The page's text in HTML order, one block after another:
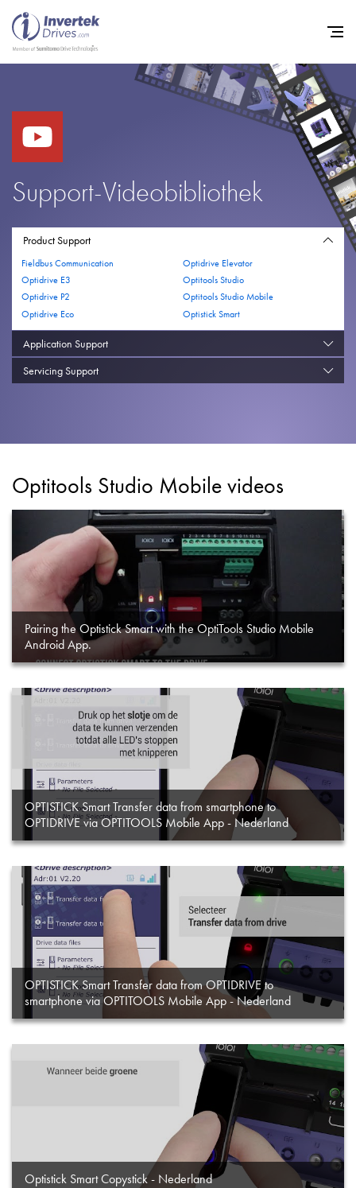
Support-Videobibliothek
Product Support
Fieldbus Communication
Optidrive E3
Optidrive P2
Optidrive Eco
Optidrive Elevator
Optitools Studio
Optitools Studio Mobile
Optistick Smart
Application Support
Servicing Support
Optitools Studio Mobile videos
Pairing the Optistick Smart with the OptiTools Studio Mobile
Android App.
OPTISTICK Smart Transfer data from smartphone to
OPTIDRIVE via OPTITOOLS Mobile App - Nederland
OPTISTICK Smart Transfer data from OPTIDRIVE to
smartphone via OPTITOOLS Mobile App - Nederland
Optistick Smart Copystick - Nederland
Startseite
Frequenzumrichter
Nachhaltigkeit
Karriere
Unternehmen
Kontakt
Datenschutzrichtlinie